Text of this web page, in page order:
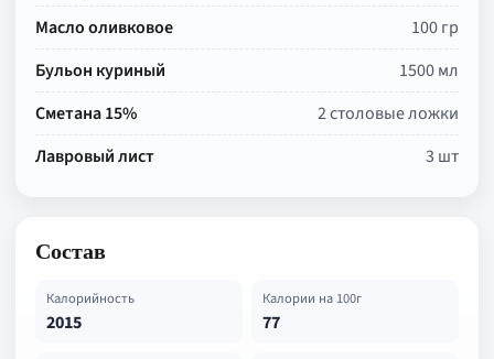
Масло оливковое
100 гр
Бульон куриный
1500 мл
Сметана 15%
2 столовые ложки
Лавровый лист
3 шт
Состав
Калорийность
2015
Калории на 100г
77